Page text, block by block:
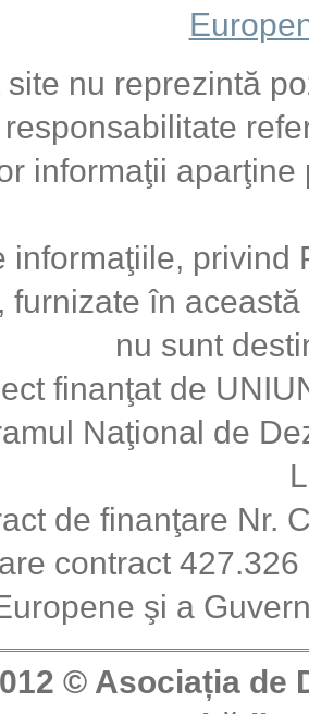
site nu reprezintă
informaţii
informaţiile,
furnizate în
nu sunt
finanţat de
Naţional de
de finanţare Nr.
contract
şi a
© Asociația de